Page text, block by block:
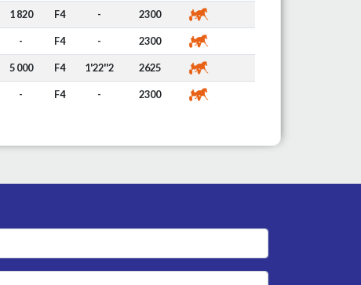
1 820 F4 - 2300
- F4 - 2300
5 000 F4 1'22''2 2625
- F4 - 2300